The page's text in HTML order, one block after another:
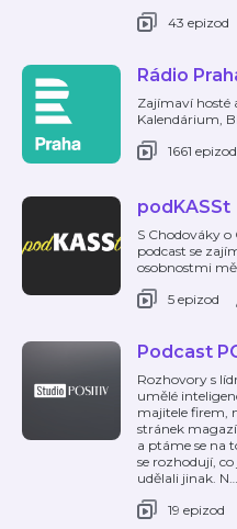
43 epizod
Rádio
Zajímaví hosté
Kalendárium,
1661 epizod
podKASSt
S Chodováky
podcast se
osobnostmi
5 epizod
Podcast
Rozhovory s
umělé
majitele firem,
stránek
a ptáme se na
se rozhodují,
udělali jinak. N…
19 epizod